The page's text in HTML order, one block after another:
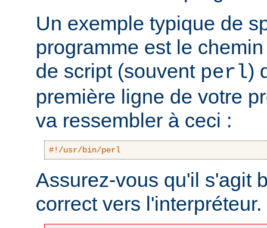
Un exemple typique de
programme est le
de script (souvent perl)
première ligne de votre
va ressembler à ceci :
#!/usr/bin/perl
Assurez-vous qu'il s'agit
correct vers l'interpréteur.